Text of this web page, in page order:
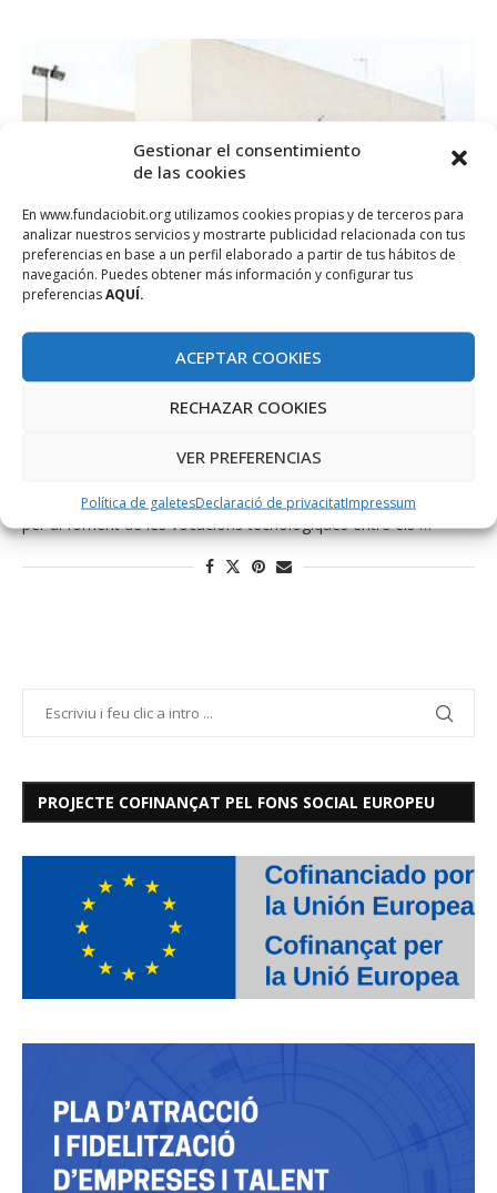
Gestionar el consentimiento
de las cookies
En www.fundaciobit.org utilizamos cookies propias y de terceros para
analizar nuestros servicios y mostrarte publicidad relacionada con tus
preferencias en base a un perfil elaborado a partir de tus hábitos de
navegación. Puedes obtener más información y configurar tus
preferenciasAQUÍ.
ACEPTAR COOKIES
RECHAZAR COOKIES
VER PREFERENCIAS
Política de galetesDeclaració de privacitatImpressum
Actualitat Noticias
LlibresTIC arriba a l’IES Port d’Alcúdia
En el marc del projecte LlibresTIC, que impulsa la Fundació Bit
per al foment de les vocacions tecnològiques entre els …
PROJECTE COFINANÇAT PEL FONS SOCIAL EUROPEU